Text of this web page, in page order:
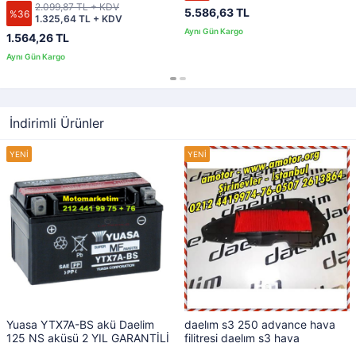
%36
1.564,26 TL
1.325,64 TL + KDV
2.099,87 TL + KDV 5.586,63 TL
İndirimli Ürünler
Yuasa YTX7A-BS akü Daelim
125 NS aküsü 2 YIL GARANTİLİ
daelım s3 250 advance hava
filitresi daelım s3 hava